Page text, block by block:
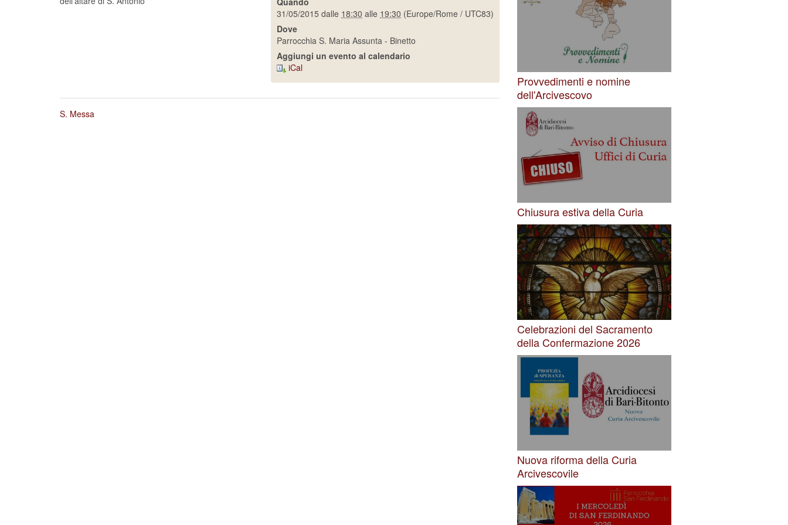
31/05/2015 dalle 18:30 alle 19:30 (Europe/Rome / UTC83)
Dove
Parrocchia S. Maria Assunta - Binetto
Aggiungi un evento al calendario
iCal
S. Messa
Provvedimenti e nomine
dell'Arcivescovo
Chiusura estiva della Curia
Celebrazioni del Sacramento
della Confermazione 2026
Nuova riforma della Curia
Arcivescovile